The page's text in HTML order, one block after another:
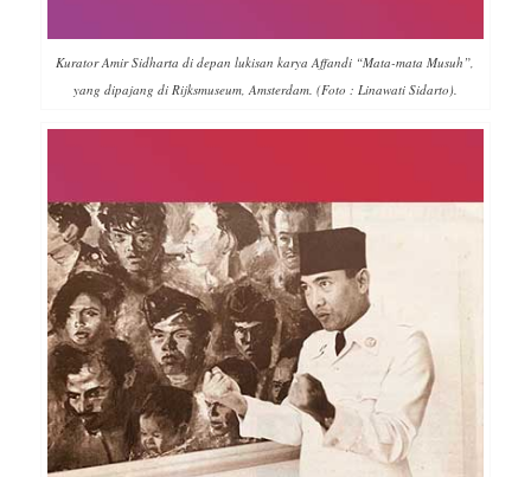
Kurator Amir Sidharta di depan lukisan karya Affandi “Mata-mata Musuh”,
yang dipajang di Rijksmuseum, Amsterdam. (Foto : Linawati Sidarto).